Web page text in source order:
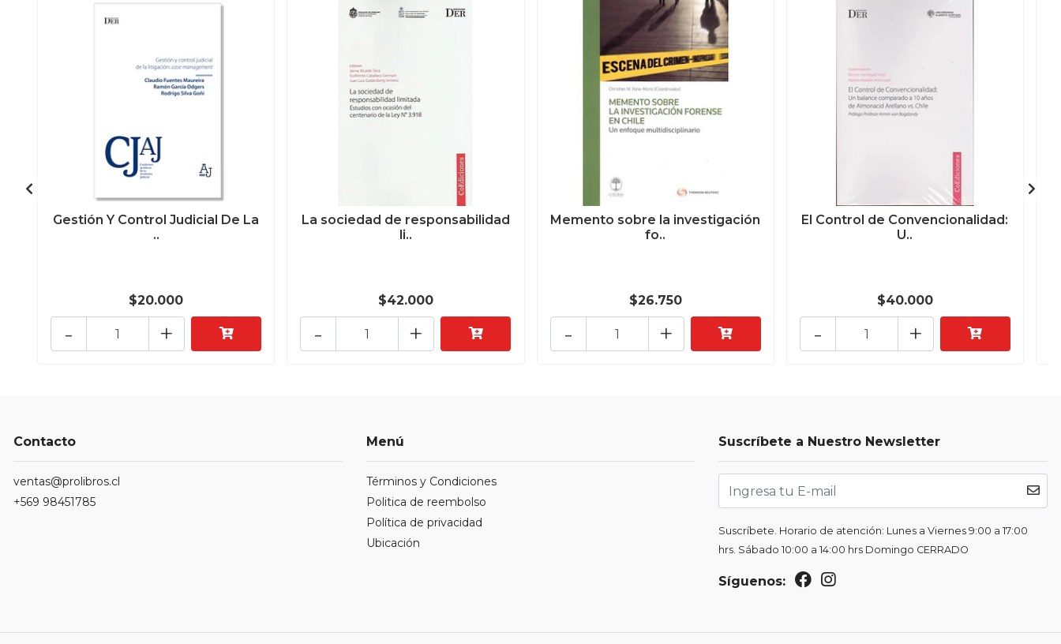
Gestión Y Control Judicial De La
..
$20.000
+
-
La sociedad de responsabilidad
li..
$42.000
+
-
Memento sobre la investigación
fo..
$26.750
+
-
El Control de Convencionalidad:
U..
$40.000
+
-
Contacto
ventas@prolibros.cl
+569 98451785
Menú
Términos y Condiciones
Politica de reembolso
Política de privacidad
Ubicación
Suscríbete a Nuestro Newsletter
Suscríbete. Horario de atención: Lunes a Viernes 9:00 a 17:00
hrs. Sábado 10:00 a 14:00 hrs Domingo CERRADO
Síguenos: